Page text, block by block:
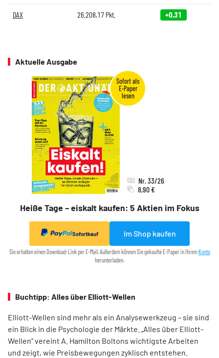
DAX 26.208,17Pkt. +0,31
Aktuelle Ausgabe
Heiße Tage – eiskalt kaufen: 5 Aktien im Fokus
Nr. 33/26
8,90 €
Sofortkauf Im Shop kaufen
Sie erhalten einen Download-Link per E-Mail. Außerdem können Sie gekaufte E-Paper in Ihrem Konto
herunterladen.
Buchtipp: Alles über Elliott-Wellen
Elliott-Wellen sind mehr als ein Analysewerkzeug – sie sind
ein Blick in die Psychologie der Märkte. „Alles über Elliott-
Wellen“ vereint A. Hamilton Boltons wichtigste Arbeiten
und zeigt, wie Preisbewegungen zyklisch entstehen.